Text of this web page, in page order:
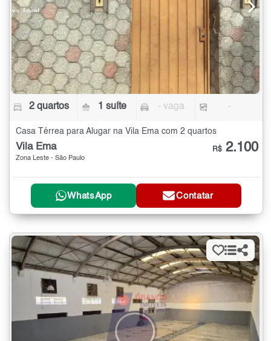
2 quartos 1 suíte - vaga -
Casa Térrea para Alugar na Vila Ema com 2 quartos
Vila Ema
Zona Leste - São Paulo
R$ 2.100
WhatsApp Contatar